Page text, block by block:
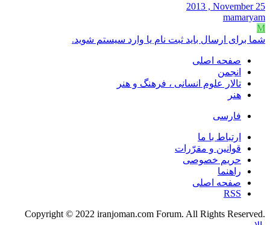
2013 , November 25
mamaryam
M
شما برای ارسال باید ثبت نام یا وارد سیستم شوید.
صفحه اصلی
انجمن
تالار علوم انسانی ، فرهنگ و هنر
هنر
فارسی
ارتباط با ما
قوانین و مقرّرات
حریم خصوصی
راهنما
صفحه اصلی
RSS
.Copyright © 2022 iranjoman.com Forum. All Rights Reserved